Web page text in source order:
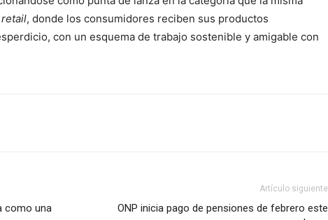
, donde los consumidores reciben sus productos
con un esquema de trabajo sostenible y amigable con
como una
Artículo siguiente
ONP inicia pago de pensiones de febrero este